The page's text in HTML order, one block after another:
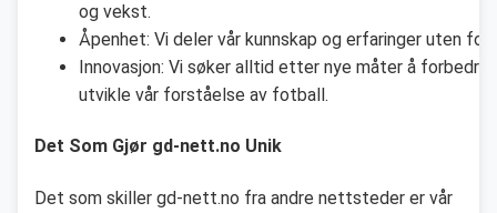
og vekst.
Åpenhet: Vi deler vår kunnskap og erfaringer uten
Innovasjon: Vi søker alltid etter nye måter å forbedre
utvikle vår forståelse av fotball.
Det Som Gjør gd-nett.no Unik
Det som skiller gd-nett.no fra andre nettsteder er vår